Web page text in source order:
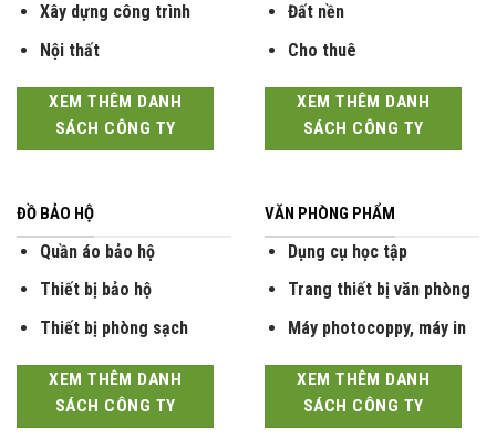
Xây dựng công trình
Nội thất
XEM THÊM DANH
SÁCH CÔNG TY
Đất nền
Cho thuê
XEM THÊM DANH
SÁCH CÔNG TY
ĐỒ BẢO HỘ
Quần áo bảo hộ
Thiết bị bảo hộ
Thiết bị phòng sạch
XEM THÊM DANH
SÁCH CÔNG TY
VĂN PHÒNG PHẨM
Dụng cụ học tập
Trang thiết bị văn phòng
Máy photocoppy, máy in
XEM THÊM DANH
SÁCH CÔNG TY